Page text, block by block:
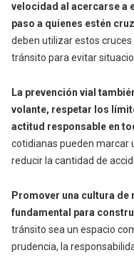
velocidad al acercarse a
paso a quienes estén
deben utilizar estos
tránsito para evitar
La prevención vial
volante, respetar los
actitud responsable en
cotidianas pueden marcar
reducir la cantidad de
Promover una cultura de
fundamental para
tránsito sea un espacio
prudencia, la